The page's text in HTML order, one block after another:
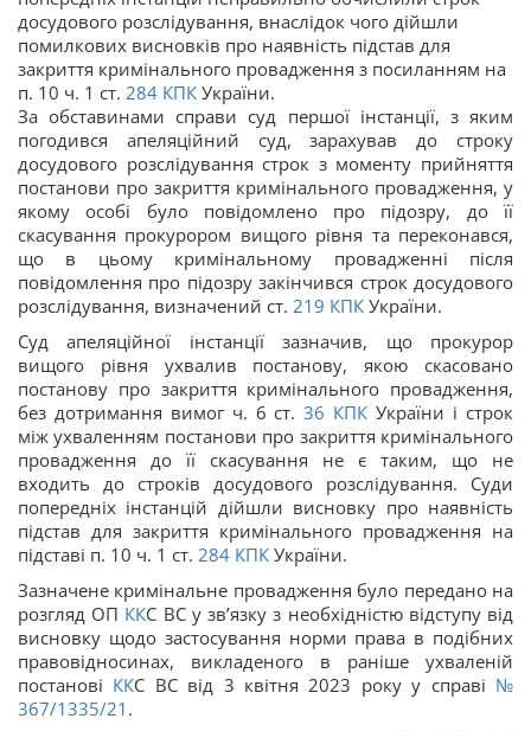
досудового розслідування, внаслідок чого дійшли
помилкових висновків про наявність підстав для
закриття кримінального провадження з посиланням на
п. 10 ч. 1 ст. 284 КПК України.
За обставинами справи суд першої інстанції, з яким
погодився апеляційний суд, зарахував до строку
досудового розслідування строк з моменту прийняття
постанови про закриття кримінального провадження, у
якому особі було повідомлено про підозру, до її
скасування прокурором вищого рівня та переконався,
що в цьому кримінальному провадженні після
повідомлення про підозру закінчився строк досудового
розслідування, визначений ст. 219 КПК України.
Суд апеляційної інстанції зазначив, що прокурор
вищого рівня ухвалив постанову, якою скасовано
постанову про закриття кримінального провадження,
без дотримання вимог ч. 6 ст. 36 КПК України і строк
між ухваленням постанови про закриття кримінального
провадження до її скасування не є таким, що не
входить до строків досудового розслідування. Суди
попередніх інстанцій дійшли висновку про наявність
підстав для закриття кримінального провадження на
підставі п. 10 ч. 1 ст. 284 КПК України.
Зазначене кримінальне провадження було передано на
розгляд ОП ККС ВС у зв’язку з необхідністю відступу від
висновку щодо застосування норми права в подібних
правовідносинах, викладеного в раніше ухваленій
постанові ККС ВС від 3 квітня 2023 року у справі №
367/1335/21 .